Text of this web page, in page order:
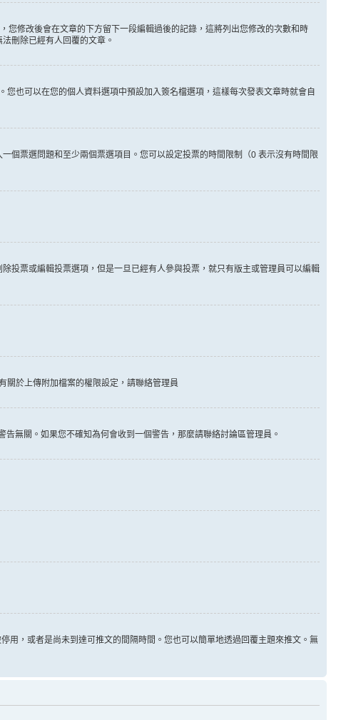
修改後會在文章的下方留下一段編輯過後的記錄，這將列出您修改的次數和時
刪除已經有人回覆的文章。
您也可以在您的個人資料選項中預設加入簽名檔選項，這樣每次發表文章時就會自
個票選問題和至少兩個票選項目。您可以設定投票的時間限制（0 表示沒有時間限
投票或編輯投票選項，但是一旦已經有人參與投票，就只有版主或管理員可以編輯
關於上傳附加檔案的權限設定，請聯絡管理員
無關。如果您不確知為何會收到一個警告，那麼請聯絡討論區管理員。
用，或者是尚未到達可推文的間隔時間。您也可以簡單地透過回覆主題來推文。無